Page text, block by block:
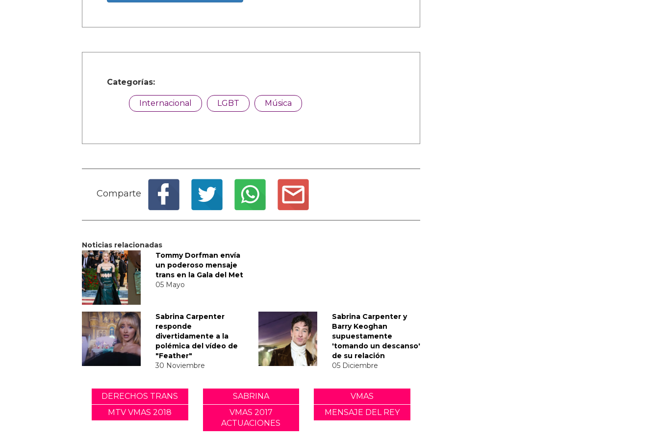
Categorías:
Internacional LGBT Música
Comparte
Noticias relacionadas
Tommy Dorfman envía
un poderoso mensaje
trans en la Gala del Met
05 Mayo
Sabrina Carpenter
responde
divertidamente a la
polémica del vídeo de
"Feather"
30 Noviembre
Sabrina Carpenter y
Barry Keoghan
supuestamente
'tomando un descanso'
de su relación
05 Diciembre
DERECHOS TRANS SABRINA
VMAS
MTV VMAS 2018
VMAS 2017
ACTUACIONES
MENSAJE DEL REY